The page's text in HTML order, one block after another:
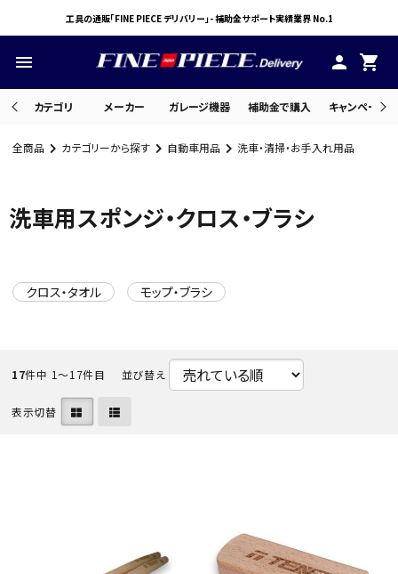
工具の通販「FINE PIECE デリバリー」- 補助金サポート実績業界 No.1
menu person shopping_cart
カテゴリ メーカー ガレージ機器 補助金で購入 キャンペーン
meeting_room ログイン person 会員登録
全商品 カテゴリーから探す 自動車用品 洗車・清掃・お手入れ用品
洗車用スポンジ・クロス・ブラシ
クロス・タオル モップ・ブラシ
17件中 1〜17件目 並び替え
表示切替